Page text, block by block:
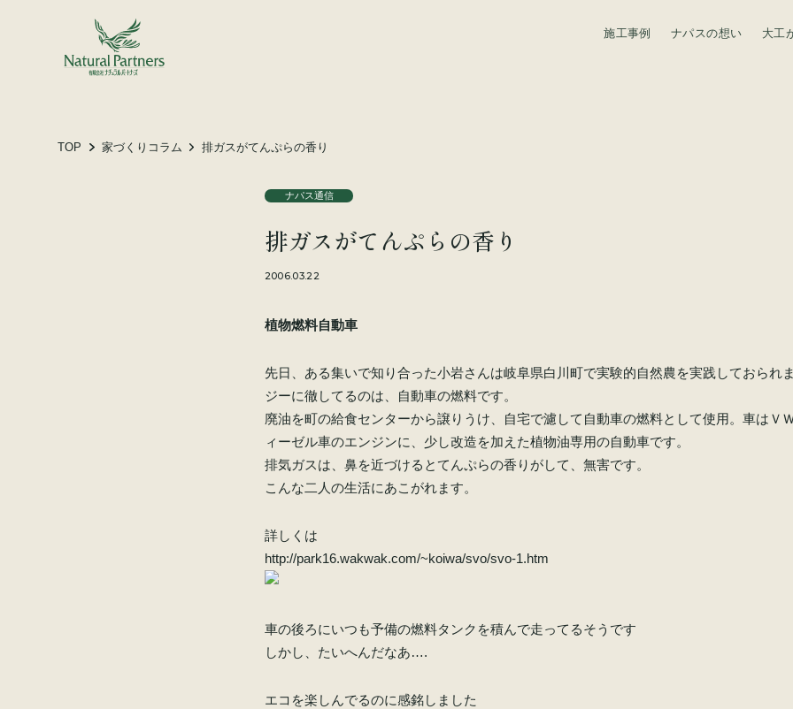
施工事例 ナパスの想い 大工
TOP 家づくりコラム 排ガスがてんぷらの香り
ナパス通信
排ガスがてんぷらの香り
2006.03.22
植物燃料自動車
先日、ある集いで知り合った小岩さんは岐阜県白川町で実験的自然農を実践しておられ
ジーに徹してるのは、自動車の燃料です。
廃油を町の給食センターから譲りうけ、自宅で濾して自動車の燃料として使用。車はＶ
ィーゼル車のエンジンに、少し改造を加えた植物油専用の自動車です。
排気ガスは、鼻を近づけるとてんぷらの香りがして、無害です。
こんな二人の生活にあこがれます。
詳しくは
http://park16.wakwak.com/~koiwa/svo/svo-1.htm
車の後ろにいつも予備の燃料タンクを積んで走ってるそうです
しかし、たいへんだなあ….
エコを楽しんでるのに感銘しました
会社概要
スタッフ紹介